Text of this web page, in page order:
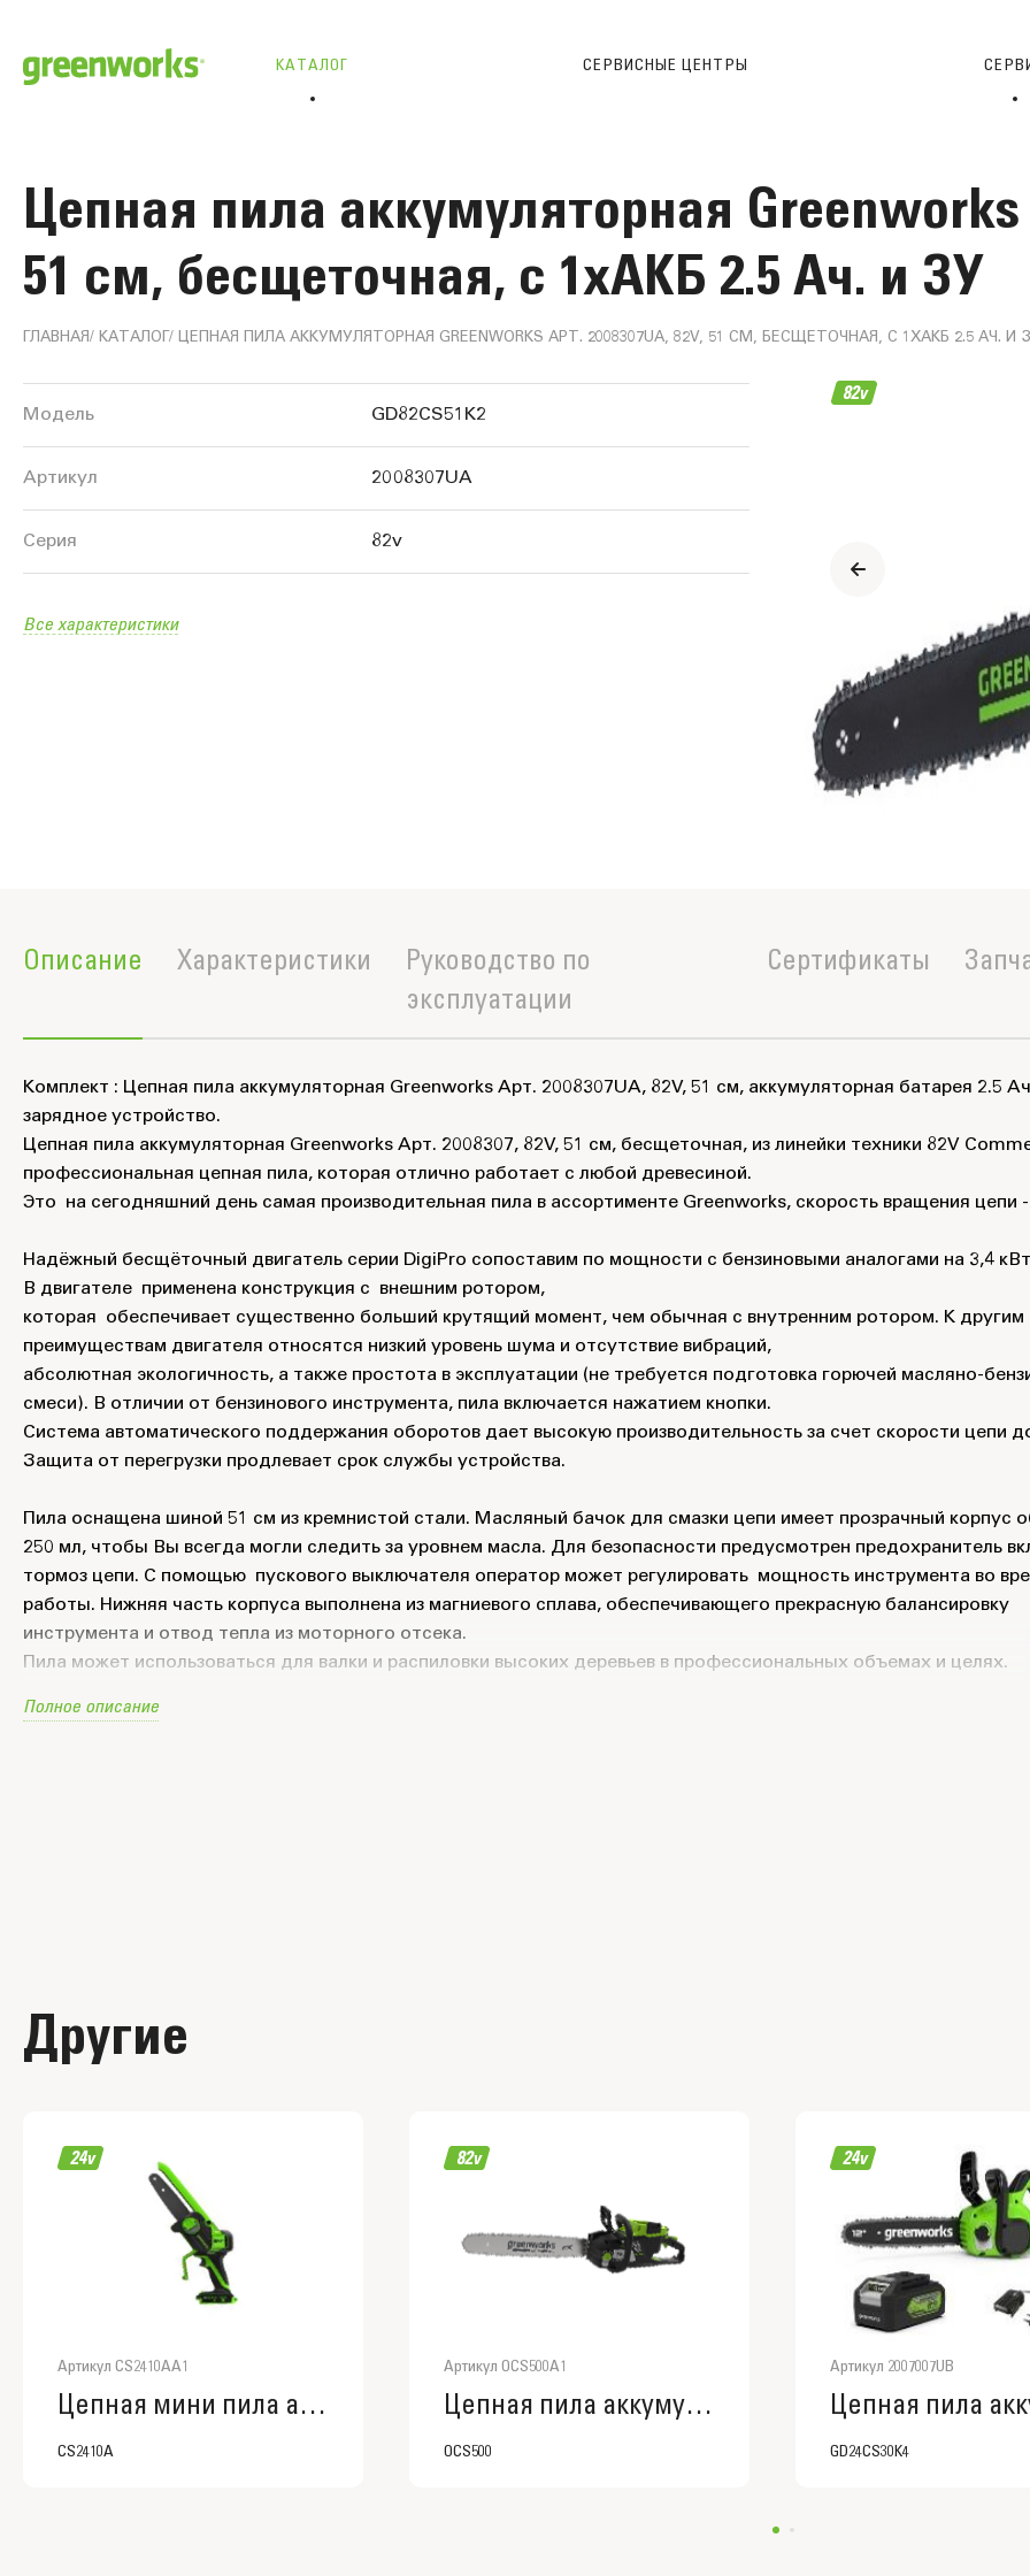
КАТАЛОГ СЕРВИСНЫЕ ЦЕНТРЫ
Цепная пила аккумуляторная Greenworks
51 см, бесщеточная, с 1хАКБ 2.5 Ач. и ЗУ
ГЛАВНАЯ КАТАЛОГ ЦЕПНАЯ ПИЛА АККУМУЛЯТОРНАЯ GREENWORKS АРТ. 2008307UA, 82V, 51 СМ, БЕСЩЕТОЧНАЯ, С 1ХАКБ 2.5 АЧ. И
Информация
о
продукте
Модель GD82CS51K2
Артикул 2008307UA
Серия 82v
Все характеристики
Описание Характеристики
Руководство по
эксплуатации
Сертификаты
Комплект : Цепная пила аккумуляторная Greenworks Арт. 2008307UA, 82V, 51 см, аккумуляторная батарея 2.5
зарядное устройство.
Цепная пила аккумуляторная Greenworks Арт. 2008307, 82V, 51 см, бесщеточная, из линейки техники 82V
профессиональная цепная пила, которая отлично работает с любой древесиной.
Это на сегодняшний день самая производительная пила в ассортименте Greenworks, скорость вращения цепи
Надёжный бесщёточный двигатель серии DigiPro сопоставим по мощности с бензиновыми аналогами на 3,4
В двигателе применена конструкция с внешним ротором,
которая обеспечивает существенно больший крутящий момент, чем обычная с внутренним ротором. К другим
преимуществам двигателя относятся низкий уровень шума и отсутствие вибраций,
абсолютная экологичность, а также простота в эксплуатации (не требуется подготовка горючей масляно-
смеси). В отличии от бензинового инструмента, пила включается нажатием кнопки.
Система автоматического поддержания оборотов дает высокую производительность за счет скорости цепи
Защита от перегрузки продлевает срок службы устройства.
Пила оснащена шиной 51 см из кремнистой стали. Масляный бачок для смазки цепи имеет прозрачный корпус
250 мл, чтобы Вы всегда могли следить за уровнем масла. Для безопасности предусмотрен предохранитель
тормоз цепи. С помощью пускового выключателя оператор может регулировать мощность инструмента во
работы. Нижняя часть корпуса выполнена из магниевого сплава, обеспечивающего прекрасную балансировку
инструмента и отвод тепла из моторного отсека.
Пила может использоваться для валки и распиловки высоких деревьев в профессиональных объемах и целях.
Цепная пила Greenworks работает от аккумуляторных батарей 82V Commercial.
Полное описание
Другие
Артикул CS2410AA1
Цепная мини пила аккумуляторная Greenworks CS2410A, CS2410AA1
CS2410A
Артикул OCS500A1
Цепная пила аккумуляторная Greenworks OCS500, OCS500A1
OCS500
Артикул 2007007UB
GD24CS30K4